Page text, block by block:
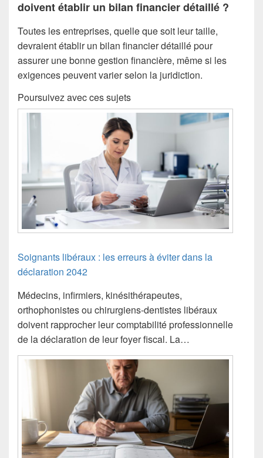
doivent établir un bilan financier détaillé ?
Toutes les entreprises, quelle que soit leur taille,
devraient établir un bilan financier détaillé pour
assurer une bonne gestion financière, même si les
exigences peuvent varier selon la juridiction.
Poursuivez avec ces sujets
Soignants libéraux : les erreurs à éviter dans la
déclaration 2042
Médecins, infirmiers, kinésithérapeutes,
orthophonistes ou chirurgiens-dentistes libéraux
doivent rapprocher leur comptabilité professionnelle
de la déclaration de leur foyer fiscal. La…